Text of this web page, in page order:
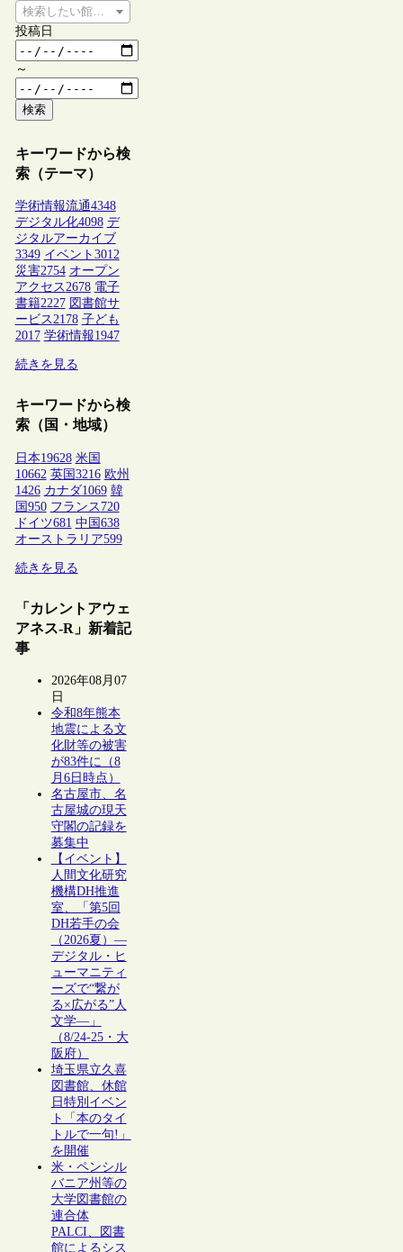
検索したい館種を選択してください
投稿日
～
検索
キーワードから検
索（テーマ）
学術情報流通4348
デジタル化4098 デ
ジタルアーカイブ
3349 イベント 3012
災害2754 オープン
アクセス2678 電子
書籍2227 図書館サ
ービス2178 子ども
2017 学術情報1947
続きを見る
キーワードから検
索（国・地域）
日本19628 米国
10662 英国3216 欧州
1426 カナダ1069 韓
国950 フランス 720
ドイツ681 中国638
オーストラリア599
続きを見る
「カレントアウェ
アネス-R」新着記
事
2026年08月07
日
令和8年熊本
地震による文
化財等の被害
が83件に（8
月6日時点）
名古屋市、名
古屋城の現天
守閣の記録を
募集中
【イベント】
人間文化研究
機構DH推進
室、「第5回
DH若手の会
（2026夏）―
デジタル・ヒ
ューマニティ
ーズで“繋が
る×広がる”人
文学―」
（8/24-25・大
阪府）
埼玉県立久喜
図書館、休館
日特別イベン
ト「本のタイ
トルで一句!」
を開催
米・ペンシル
バニア州等の
大学図書館の
連合体
PALCI、図書
館によるシス